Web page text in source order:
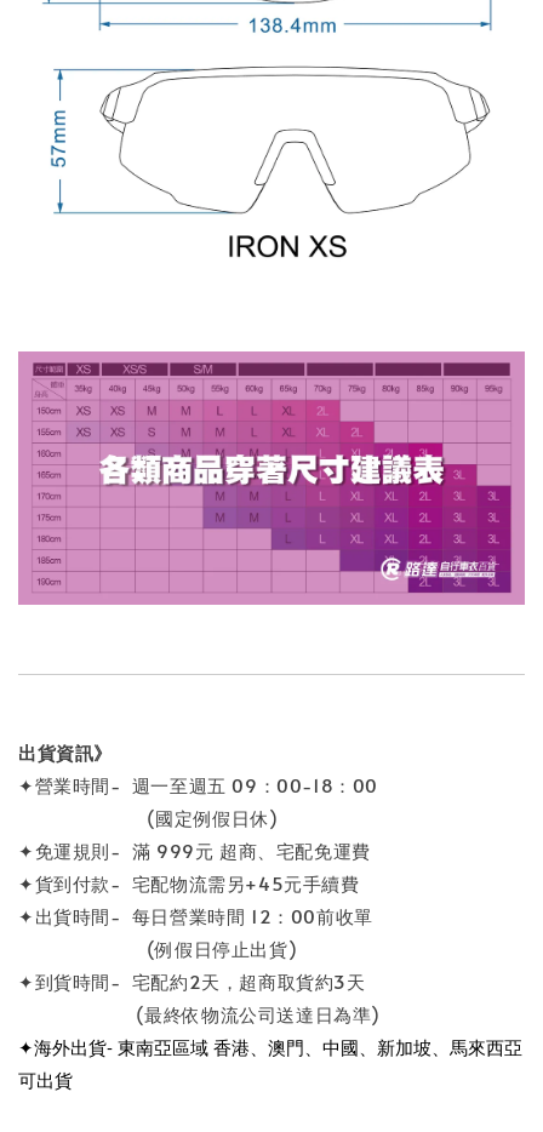
出貨資訊》
✦營業時間- 週一至週五 09：00-18：00
(國定例假日休)
✦免運規則- 滿 999元 超商、宅配免運費
✦貨到付款- 宅配物流需另+45元手續費
✦出貨時間- 每日營業時間 12：00前收單
(例假日停止出貨)
✦到貨時間- 宅配約2天，超商取貨約3天
(最終依物流公司送達日為準)
✦海外出貨- 東南亞區域 香港、澳門、中國、新加坡、馬來西亞
可出貨